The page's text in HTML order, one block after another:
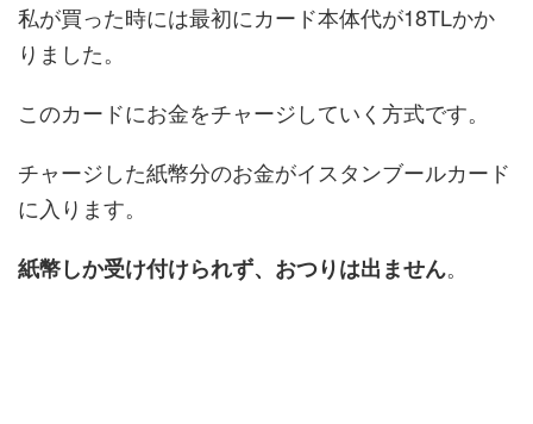
私が買った時には最初にカード本体代が18TLかか
りました。
このカードにお金をチャージしていく方式です。
チャージした紙幣分のお金がイスタンブールカード
に入ります。
紙幣しか受け付けられず、おつりは出ません。